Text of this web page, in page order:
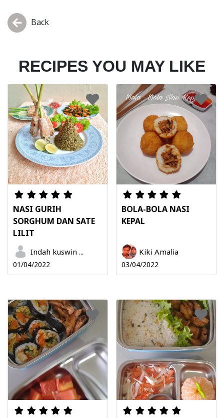
Back
RECIPES YOU MAY LIKE
NASI GURIH
SORGHUM DAN SATE
LILIT
Indah kuswin ...
01/04/2022
BOLA-BOLA NASI
KEPAL
Kiki Amalia
03/04/2022